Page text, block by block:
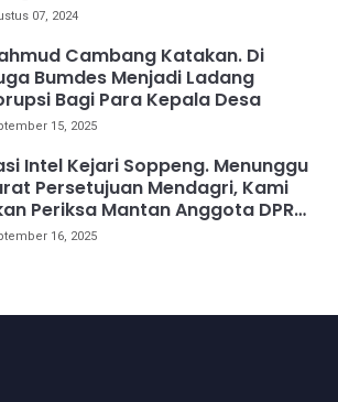
07, 2024
Cambang Katakan. Di
Bumdes Menjadi Ladang
Bagi Para Kepala Desa
15, 2025
Intel Kejari Soppeng. Menunggu
Persetujuan Mendagri, Kami
Periksa Mantan Anggota DPRD
Sulsel
16, 2025